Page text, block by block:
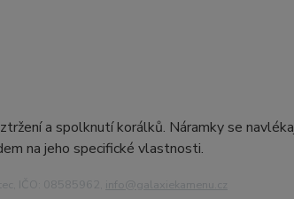
a spolknutí korálků. Náramky se
na jeho specifické vlastnosti.
IČO: 08585962, info@ galaxiekamenu.cz